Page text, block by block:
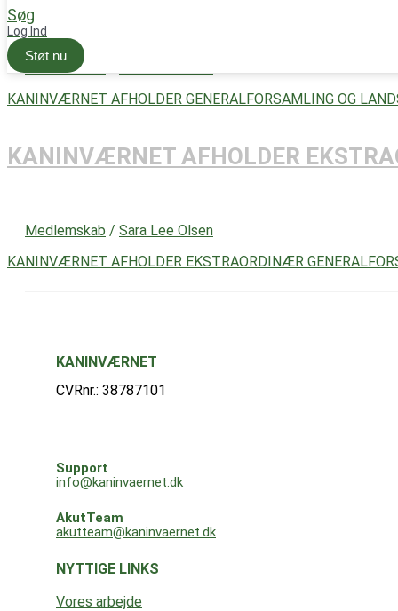
Søg
Log Ind
Støt nu
Medlemskab
KANINVÆRNET AFHOLDER GENERALFORSAMLING OG
KANINVÆRNET AFHOLDER
Medlemskab / Sara Lee Olsen
KANINVÆRNET AFHOLDER EKSTRAORDINÆR
KANINVÆRNET
CVRnr.: 38787101
Support
info@kaninvaernet.dk
AkutTeam
akutteam@kaninvaernet.dk
NYTTIGE LINKS
Vores arbejde